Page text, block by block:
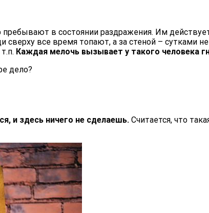
в состоянии раздражения. Им
сверху все время топают, а за стеной –
Каждая мелочь вызывает у такого человека
дело?
и здесь ничего не сделаешь. Считается, что